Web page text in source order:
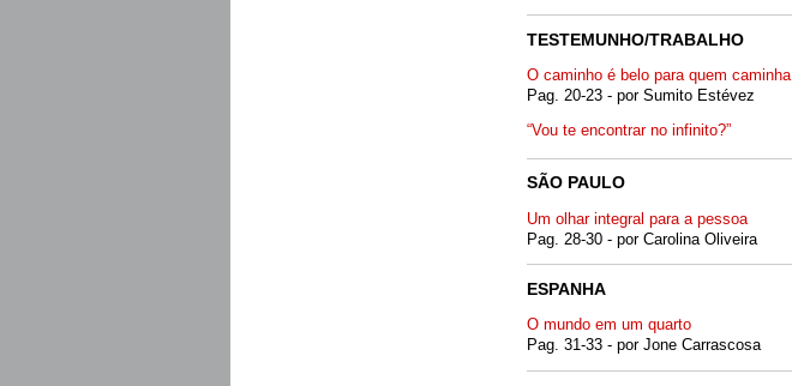
TESTEMUNHO/TRABALHO
O caminho é belo para quem caminha
Pag. 20-23 - por Sumito Estévez
“Vou te encontrar no infinito?”
SÃO PAULO
Um olhar integral para a pessoa
Pag. 28-30 - por Carolina Oliveira
ESPANHA
O mundo em um quarto
Pag. 31-33 - por Jone Carrascosa